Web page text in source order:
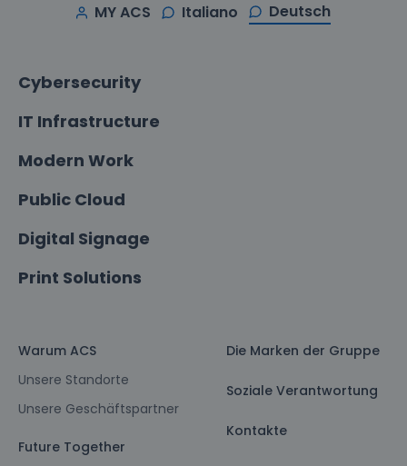
MY ACS Italiano Deutsch
Cybersecurity
IT Infrastructure
Modern Work
Public Cloud
Digital Signage
Print Solutions
Warum ACS
Unsere Standorte
Unsere Geschäftspartner
Future Together
Die Marken der Gruppe
Soziale Verantwortung
Kontakte